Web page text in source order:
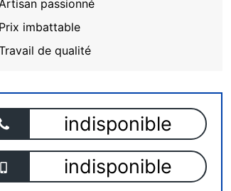
passionné
Prix imbattable
de qualité
indisponible
indisponible